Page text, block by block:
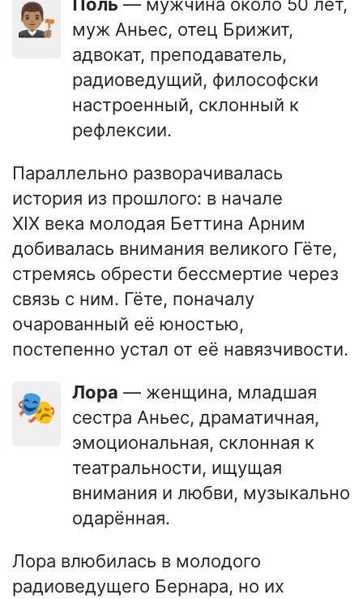
👨🏽‍⚖️
муж Аньес, отец Брижит,
адвокат, преподаватель,
радиоведущий, философски
настроенный, склонный к
рефлексии.
Параллельно разворачивалась
история из прошлого: в начале
XIX века молодая Беттина Арним
добивалась внимания великого Гёте,
стремясь обрести бессмертие через
связь с ним. Гёте, поначалу
очарованный её юностью,
постепенно устал от её навязчивости.
🎭 Лора — женщина, младшая
сестра Аньес, драматичная,
эмоциональная, склонная к
театральности, ищущая
внимания и любви, музыкально
одарённая.
Лора влюбилась в молодого
радиоведущего Бернара, но их